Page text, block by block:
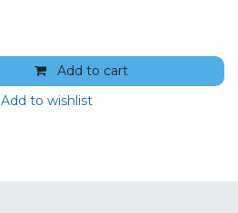
Add to cart
Add to wishlist